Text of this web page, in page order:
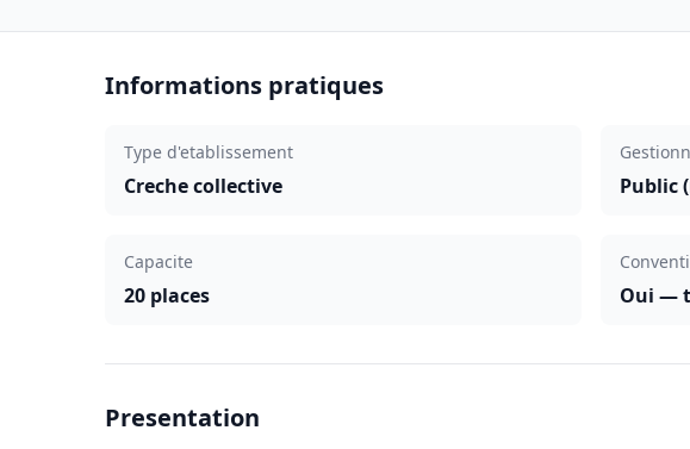
Informations pratiques
Type d'etablissement
Creche collective Public
Capacite
20 places Oui —
Presentation